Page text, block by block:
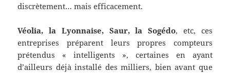
discrètement… mais efficacement.
Véolia, la Lyonnaise, Saur, la Sogédo, etc, ces
entreprises préparent leurs propres compteurs
prétendus « intelligents », certaines en ayant
d’ailleurs déjà installé des milliers, bien avant que